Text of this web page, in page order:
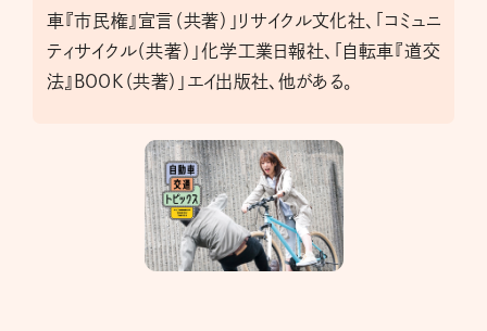
車『市民権』宣言（共著）」リサイクル文化社、「コミュニ
ティサイクル（共著）」化学工業日報社、「自転車『道交
法』BOOK（共著）」エイ出版社、他がある。